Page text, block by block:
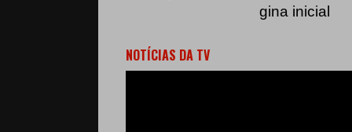
gina inicial
NOTÍCIAS DA TV